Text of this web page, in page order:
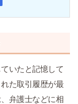
いたと記憶して
た取引履歴が最
弁護士などに相